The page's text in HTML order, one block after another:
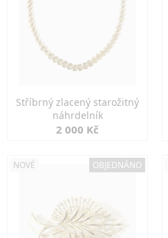
Stříbrný zlacený starožitný
náhrdelník
2 000 Kč
NOVÉ OBJEDNÁNO